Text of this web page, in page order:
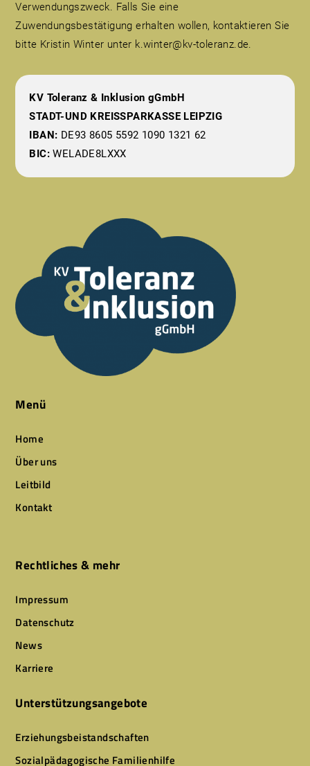
Verwendungszweck. Falls Sie eine
Zuwendungsbestätigung erhalten wollen, kontaktieren Sie
bitte Kristin Winter unter k.winter@kv-toleranz.de.
KV Toleranz & Inklusion gGmbH
STADT-UND KREISSPARKASSE LEIPZIG
IBAN: DE93 8605 5592 1090 1321 62
BIC: WELADE8LXXX
Menü
Home
Über uns
Leitbild
Kontakt
Rechtliches & mehr
Impressum
Datenschutz
News
Karriere
Unterstützungsangebote
Erziehungsbeistandschaften
Sozialpädagogische Familienhilfe